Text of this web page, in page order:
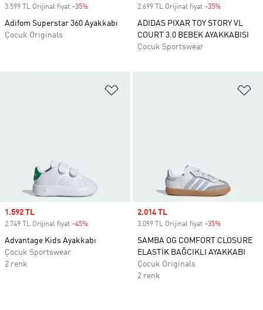
3.599 TL Orijinal fiyat -35%
Adifom Superstar 360 Ayakkabı
Çocuk Originals
2.699 TL Orijinal fiyat -35%
ADIDAS PIXAR TOY STORY VL
COURT 3.0 BEBEK AYAKKABISI
Çocuk Sportswear
Sale price
1.592 TL
2.749 TL Orijinal fiyat -45%
Advantage Kids Ayakkabı
Çocuk Sportswear
2 renk
Sale price
2.014 TL
3.099 TL Orijinal fiyat -35%
SAMBA OG COMFORT CLOSURE
ELASTİK BAĞCIKLI AYAKKABI
Çocuk Originals
2 renk